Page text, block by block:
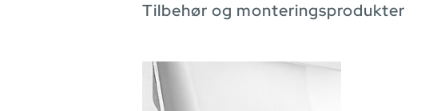
Tilbehør og monteringsprodukter